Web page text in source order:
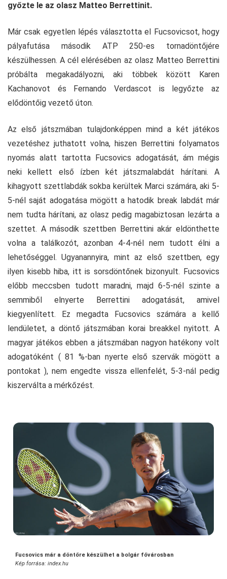
győzte le az olasz Matteo Berrettinit.
Már csak egyetlen lépés választotta el Fucsovicsot, hogy
pályafutása második ATP 250-es tornadöntőjére
készülhessen. A cél elérésében az olasz Matteo Berrettini
próbálta megakadályozni, aki többek között Karen
Kachanovot és Fernando Verdascot is legyőzte az
elődöntőig vezető úton.
Az első játszmában tulajdonképpen mind a két játékos
vezetéshez juthatott volna, hiszen Berrettini folyamatos
nyomás alatt tartotta Fucsovics adogatását, ám mégis
neki kellett első ízben két játszmalabdát hárítani. A
kihagyott szettlabdák sokba kerültek Marci számára, aki 5-
5-nél saját adogatása mögött a hatodik break labdát már
nem tudta hárítani, az olasz pedig magabiztosan lezárta a
szettet. A második szettben Berrettini akár eldönthette
volna a találkozót, azonban 4-4-nél nem tudott élni a
lehetőséggel. Ugyanannyira, mint az első szettben, egy
ilyen kisebb hiba, itt is sorsdöntőnek bizonyult. Fucsovics
előbb meccsben tudott maradni, majd 6-5-nél szinte a
semmiből elnyerte Berrettini adogatását, amivel
kiegyenlített. Ez megadta Fucsovics számára a kellő
lendületet, a döntő játszmában korai breakkel nyitott. A
magyar játékos ebben a játszmában nagyon hatékony volt
adogatóként ( 81 %-ban nyerte első szervák mögött a
pontokat ), nem engedte vissza ellenfelét, 5-3-nál pedig
kiszerválta a mérkőzést.
Fucsovics már a döntőre készülhet a bolgár fővárosban
Kép forrása: index.hu